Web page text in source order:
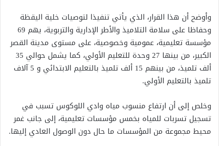
وأوضح أن هذا القرار، الذي يأتي تنفيذا لتوصيات خلية اليقظة
وحفاظا على سلامة التلاميذ والأطر الإدارية والتربوية، يهم 69
مؤسسة تعليمية، عمومية وخصوصية، على مستوى مدينة القصر
الكبير، من بينها 27 وحدة للتعليم الأولي، كما يشمل حوالي 35
ألف تلميذ، من بينهم 15 ألف تلميذ بالتعليم الابتدائي و 5 آلاف
تلميذ بالتعليم الأولي.
وخلص إلى أن ارتفاع منسوب مياه وادي اللوكوس تسبب في
تسجيل تسربات للمياه بخمس مؤسسات تعليمية، إلى جانب غمر
محيط مجموعة من المؤسسات ما حال دون الوصول العادي إليها.